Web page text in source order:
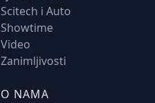
Scitech i Auto
Showtime
Video
Zanimljivosti
O NAMA